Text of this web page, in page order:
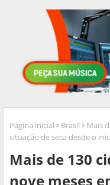
Página inicial Brasil
Mais
situação de seca desde o
Mais de 130
nove meses